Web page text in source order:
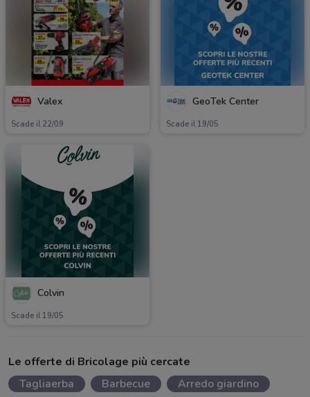
Valex
Scade il 22/09
GeoTek Center
Scade il 19/05
Colvin
Scade il 19/05
Le offerte di Bricolage più cercate
Tagliaerba
Barbecue
Arredo giardino